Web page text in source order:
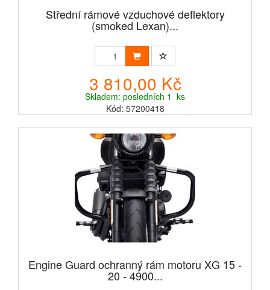
Střední rámové vzduchové deflektory
(smoked Lexan)...
3 810,00 Kč
Skladem: posledních 1 ks
Kód: 57200418
Engine Guard ochranný rám motoru XG 15 -
20 - 4900...